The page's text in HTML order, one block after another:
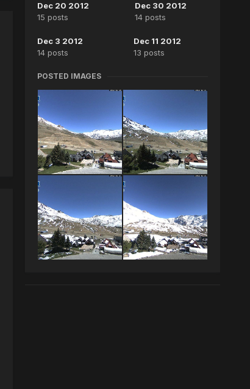
Dec 20 2012
15 posts
Dec 30 2012
14 posts
Dec 3 2012
14 posts
Dec 11 2012
13 posts
POSTED IMAGES